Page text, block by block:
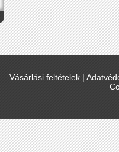
Vásárlási feltételek |